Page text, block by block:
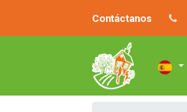
Contáctanos